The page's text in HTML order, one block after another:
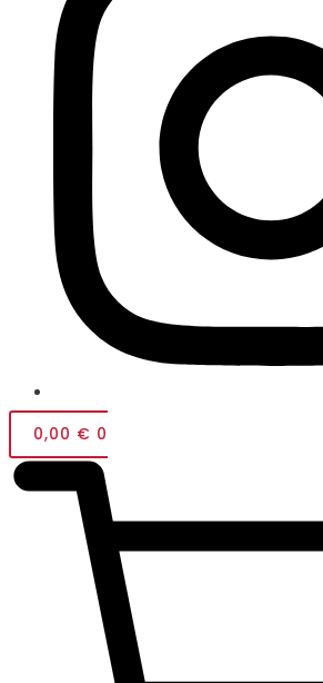
0,00 € 0